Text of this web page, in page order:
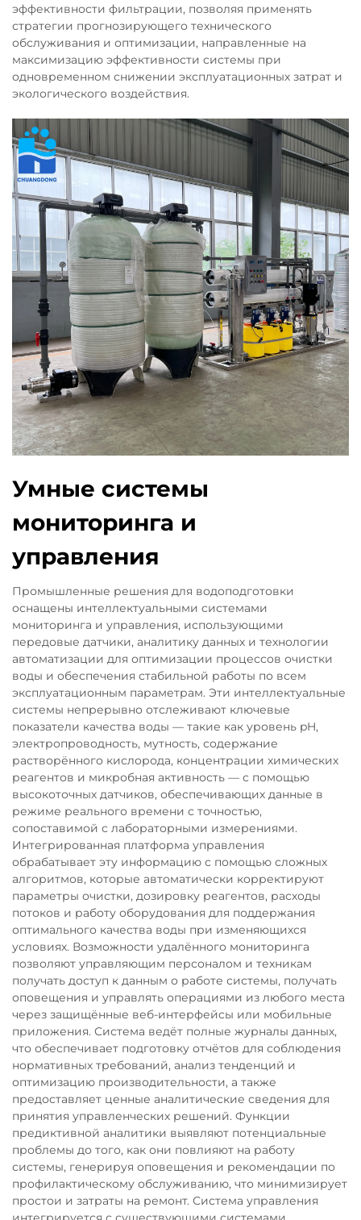
эффективности фильтрации, позволяя применять
стратегии прогнозирующего технического
обслуживания и оптимизации, направленные на
максимизацию эффективности системы при
одновременном снижении эксплуатационных затрат и
экологического воздействия.
Умные системы
мониторинга и
управления
Промышленные решения для водоподготовки
оснащены интеллектуальными системами
мониторинга и управления, использующими
передовые датчики, аналитику данных и технологии
автоматизации для оптимизации процессов очистки
воды и обеспечения стабильной работы по всем
эксплуатационным параметрам. Эти интеллектуальные
системы непрерывно отслеживают ключевые
показатели качества воды — такие как уровень pH,
электропроводность, мутность, содержание
растворённого кислорода, концентрации химических
реагентов и микробная активность — с помощью
высокоточных датчиков, обеспечивающих данные в
режиме реального времени с точностью,
сопоставимой с лабораторными измерениями.
Интегрированная платформа управления
обрабатывает эту информацию с помощью сложных
алгоритмов, которые автоматически корректируют
параметры очистки, дозировку реагентов, расходы
потоков и работу оборудования для поддержания
оптимального качества воды при изменяющихся
условиях. Возможности удалённого мониторинга
позволяют управляющим персоналом и техникам
получать доступ к данным о работе системы, получать
оповещения и управлять операциями из любого места
через защищённые веб-интерфейсы или мобильные
приложения. Система ведёт полные журналы данных,
что обеспечивает подготовку отчётов для соблюдения
нормативных требований, анализ тенденций и
оптимизацию производительности, а также
предоставляет ценные аналитические сведения для
принятия управленческих решений. Функции
предиктивной аналитики выявляют потенциальные
проблемы до того, как они повлияют на работу
системы, генерируя оповещения и рекомендации по
профилактическому обслуживанию, что минимизирует
простои и затраты на ремонт. Система управления